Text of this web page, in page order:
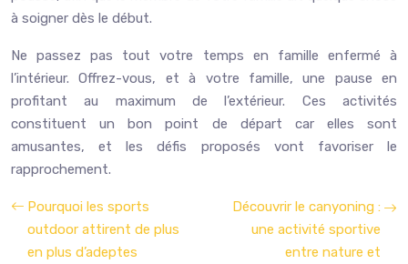
à soigner dès le début.
Ne passez pas tout votre temps en famille enfermé à
l’intérieur. Offrez-vous, et à votre famille, une pause en
profitant au maximum de l’extérieur. Ces activités
constituent un bon point de départ car elles sont
amusantes, et les défis proposés vont favoriser le
rapprochement.
Pourquoi les sports
outdoor attirent de plus
en plus d’adeptes
Découvrir le canyoning :
une activité sportive
entre nature et